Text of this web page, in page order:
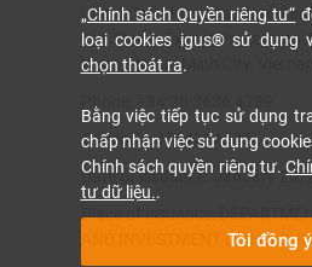
Unit 4, 3rd Floor, Standard
Tan Thuan Export Processing
Ward, Ho Chi Minh City, Vietnam
Tax code: 0314214531
Date of issuance: January 20,
Place of issuance:
AND INVESTMENT OF HO CHI
„Chính sách Quyền riêng tư“
loại cookies igus® sử dụng
chọn thoát ra.
Bằng việc tiếp tục sử dụng
chấp nhận việc sử dụng
Chính sách quyền riêng tư.
tư dữ liệu..
Tôi đồng